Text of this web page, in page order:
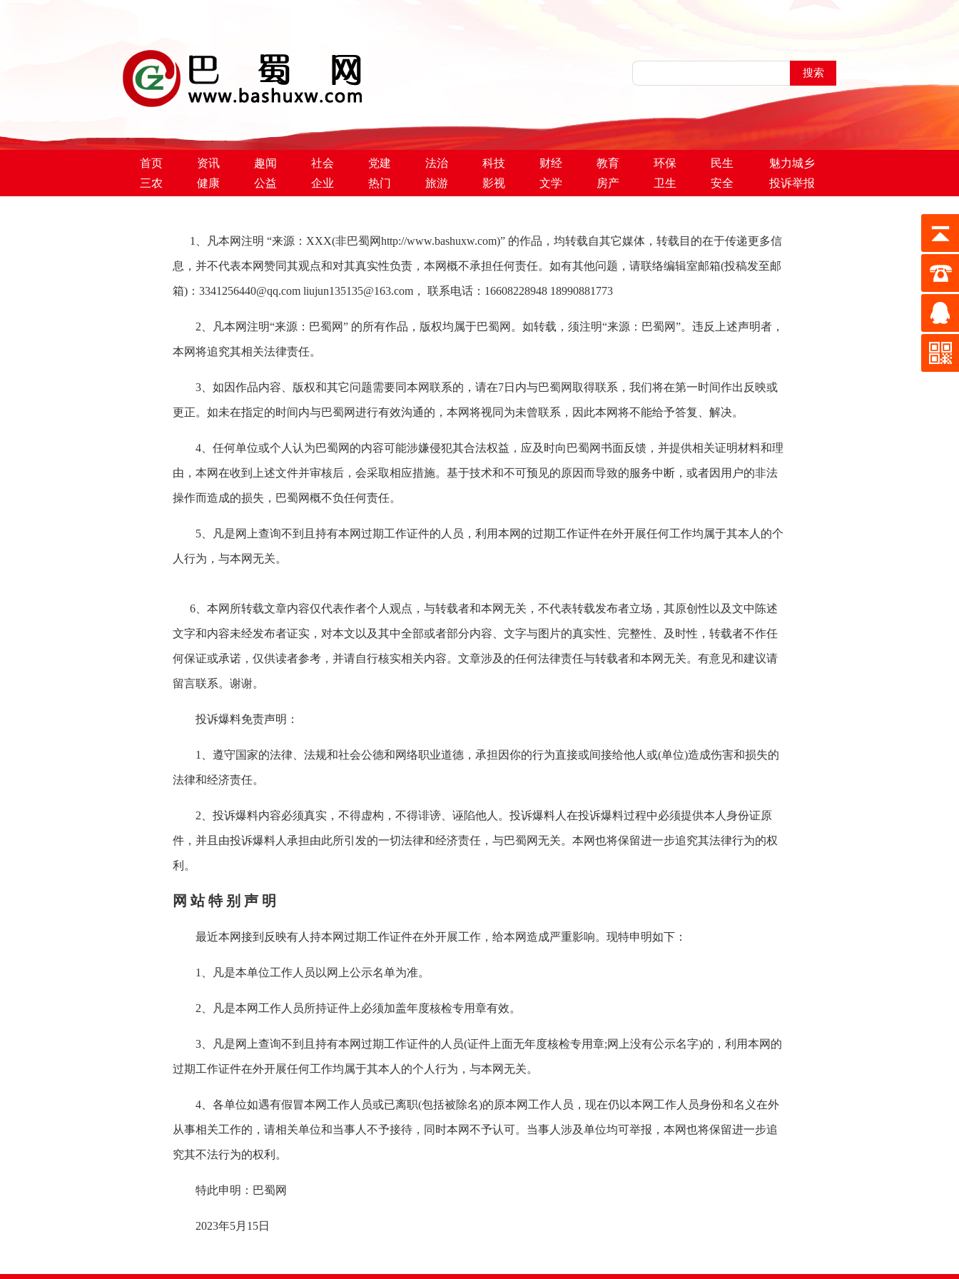
巴蜀新闻网
首页 资讯 趣闻 社会 党建 法治 科技 财经 教育 环保 民生
魅力城乡
三农
健康 公益 企业 热门 旅游 影视 文学 房产 卫生 安全 投诉举报
1、凡本网注明 “来源：XXX(非巴蜀网http://www.bashuxw.com)” 的作品，均转载自其它媒体，转载目的在于传递更多信
息，并不代表本网赞同其观点和对其真实性负责，本网概不承担任何责任。如有其他问题，请联络编辑室邮箱(投稿发至邮
箱)：3341256440@qq.com liujun135135@163.com， 联系电话：16608228948 18990881773
2、凡本网注明“来源：巴蜀网” 的所有作品，版权均属于巴蜀网。如转载，须注明“来源：巴蜀网”。违反上述声明者，
本网将追究其相关法律责任。
3、如因作品内容、版权和其它问题需要同本网联系的，请在7日内与巴蜀网取得联系，我们将在第一时间作出反映或
更正。如未在指定的时间内与巴蜀网进行有效沟通的，本网将视同为未曾联系，因此本网将不能给予答复、解决。
4、任何单位或个人认为巴蜀网的内容可能涉嫌侵犯其合法权益，应及时向巴蜀网书面反馈，并提供相关证明材料和理
由，本网在收到上述文件并审核后，会采取相应措施。基于技术和不可预见的原因而导致的服务中断，或者因用户的非法
操作而造成的损失，巴蜀网概不负任何责任。
5、凡是网上查询不到且持有本网过期工作证件的人员，利用本网的过期工作证件在外开展任何工作均属于其本人的个
人行为，与本网无关。
6、本网所转载文章内容仅代表作者个人观点，与转载者和本网无关，不代表转载发布者立场，其原创性以及文中陈述
文字和内容未经发布者证实，对本文以及其中全部或者部分内容、文字与图片的真实性、完整性、及时性，转载者不作任
何保证或承诺，仅供读者参考，并请自行核实相关内容。文章涉及的任何法律责任与转载者和本网无关。有意见和建议请
留言联系。谢谢。
投诉爆料免责声明：
1、遵守国家的法律、法规和社会公德和网络职业道德，承担因你的行为直接或间接给他人或(单位)造成伤害和损失的
法律和经济责任。
2、投诉爆料内容必须真实，不得虚构，不得诽谤、诬陷他人。投诉爆料人在投诉爆料过程中必须提供本人身份证原
件，并且由投诉爆料人承担由此所引发的一切法律和经济责任，与巴蜀网无关。本网也将保留进一步追究其法律行为的权
利。
网 站 特 别 声 明
最近本网接到反映有人持本网过期工作证件在外开展工作，给本网造成严重影响。现特申明如下：
1、凡是本单位工作人员以网上公示名单为准。
2、凡是本网工作人员所持证件上必须加盖年度核检专用章有效。
3、凡是网上查询不到且持有本网过期工作证件的人员(证件上面无年度核检专用章;网上没有公示名字)的，利用本网的
过期工作证件在外开展任何工作均属于其本人的个人行为，与本网无关。
4、各单位如遇有假冒本网工作人员或已离职(包括被除名)的原本网工作人员，现在仍以本网工作人员身份和名义在外
从事相关工作的，请相关单位和当事人不予接待，同时本网不予认可。当事人涉及单位均可举报，本网也将保留进一步追
究其不法行为的权利。
特此申明：巴蜀网
2023年5月15日